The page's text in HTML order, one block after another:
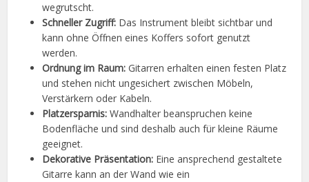
wegrutscht.
Schneller Zugriff: Das Instrument bleibt sichtbar und
kann ohne Öffnen eines Koffers sofort genutzt
werden.
Ordnung im Raum: Gitarren erhalten einen festen Platz
und stehen nicht ungesichert zwischen Möbeln,
Verstärkern oder Kabeln.
Platzersparnis: Wandhalter beanspruchen keine
Bodenfläche und sind deshalb auch für kleine Räume
geeignet.
Dekorative Präsentation: Eine ansprechend gestaltete
Gitarre kann an der Wand wie ein